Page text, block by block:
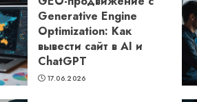
Generative Engine
Optimization: Как
вывести сайт в AI и
ChatGPT
17.06.2026